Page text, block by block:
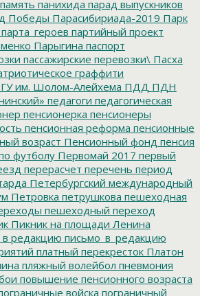
память панихида парад выпускников
Победы Парасибириада-2019 Парк
парта_героев партийный проект
Парыгина паспорт
пассажирские перевозки\ Пасха
граффити
им. Шолом-Алейхема ПДД ПДН
педагоги педагогическая
пенсионерка пенсионеры
пенсионная реформа пенсионные
возраст Пенсионный фонд пенсия
футболу Первомай 2017 первый
перерасчет перечень период
Петербургский международный
Петровка петрушкова пешеходная
пешеходный переход
Пикник на площади Ленина
в редакцию письмо_в_редакцию
платный перекресток Платон
пляжный волейбол пневмония
повышение пенсионного возраста
войска пограничный